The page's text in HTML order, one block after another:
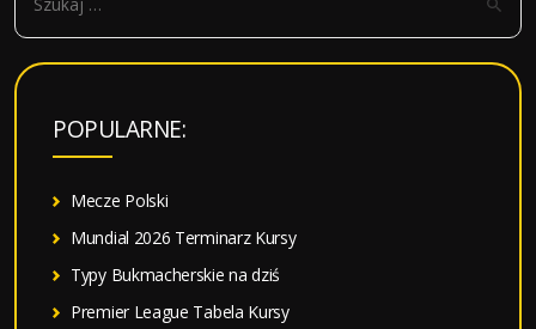
k
POPULARNE:
Mecze Polski
Mundial 2026 Terminarz Kursy
Typy Bukmacherskie na dziś
Premier League Tabela Kursy